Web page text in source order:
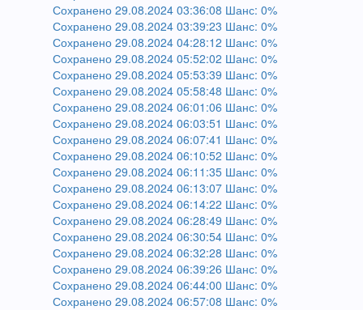
Сохранено 29.08.2024 03:36:08 Шанс: 0%
Сохранено 29.08.2024 03:39:23 Шанс: 0%
Сохранено 29.08.2024 04:28:12 Шанс: 0%
Сохранено 29.08.2024 05:52:02 Шанс: 0%
Сохранено 29.08.2024 05:53:39 Шанс: 0%
Сохранено 29.08.2024 05:58:48 Шанс: 0%
Сохранено 29.08.2024 06:01:06 Шанс: 0%
Сохранено 29.08.2024 06:03:51 Шанс: 0%
Сохранено 29.08.2024 06:07:41 Шанс: 0%
Сохранено 29.08.2024 06:10:52 Шанс: 0%
Сохранено 29.08.2024 06:11:35 Шанс: 0%
Сохранено 29.08.2024 06:13:07 Шанс: 0%
Сохранено 29.08.2024 06:14:22 Шанс: 0%
Сохранено 29.08.2024 06:28:49 Шанс: 0%
Сохранено 29.08.2024 06:30:54 Шанс: 0%
Сохранено 29.08.2024 06:32:28 Шанс: 0%
Сохранено 29.08.2024 06:39:26 Шанс: 0%
Сохранено 29.08.2024 06:44:00 Шанс: 0%
Сохранено 29.08.2024 06:57:08 Шанс: 0%